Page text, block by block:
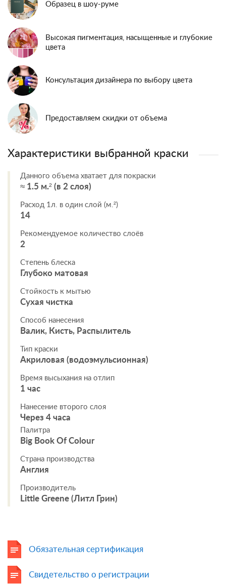
Образец в шоу-руме
Высокая пигментация, насыщенные и глубокие
цвета
Консультация дизайнера по выбору цвета
Предоставляем скидки от объема
Характеристики выбранной краски
Данного объема хватает для покраски
≈ 1.5 м.² (в 2 слоя)
Расход 1л. в один слой (м.²)
14
Рекомендуемое количество слоёв
2
Степень блеска
Глубоко матовая
Стойкость к мытью
Сухая чистка
Способ нанесения
Валик, Кисть, Распылитель
Тип краски
Акриловая (водоэмульсионная)
Время высыхания на отлип
1 час
Нанесение второго слоя
Через 4 часа
Палитра
Big Book Of Colour
Страна производства
Англия
Производитель
Little Greene (Литл Грин)
Обязательная сертификация
Свидетельство о регистрации